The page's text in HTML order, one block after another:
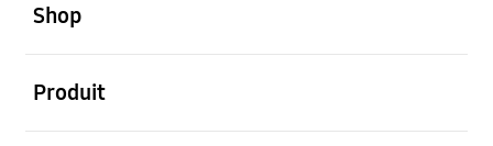
Shop
Produit